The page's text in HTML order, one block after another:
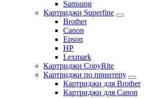
Samsung
Картриджи Superfine
Brother
Canon
Epson
HP
Lexmark
Картриджи CopyRite
Картриджи по принтеру
Картриджи для Brother
Картриджи для Canon